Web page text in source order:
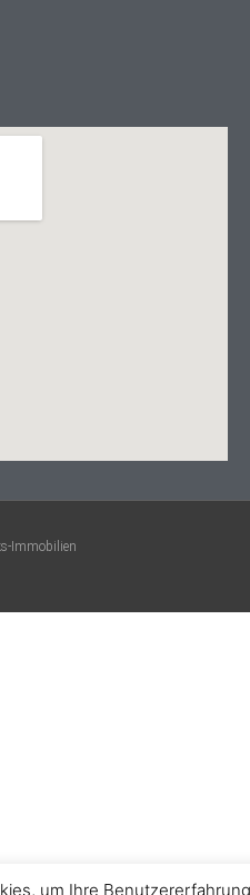
Immobilien
um Ihre Benutzererfahrung